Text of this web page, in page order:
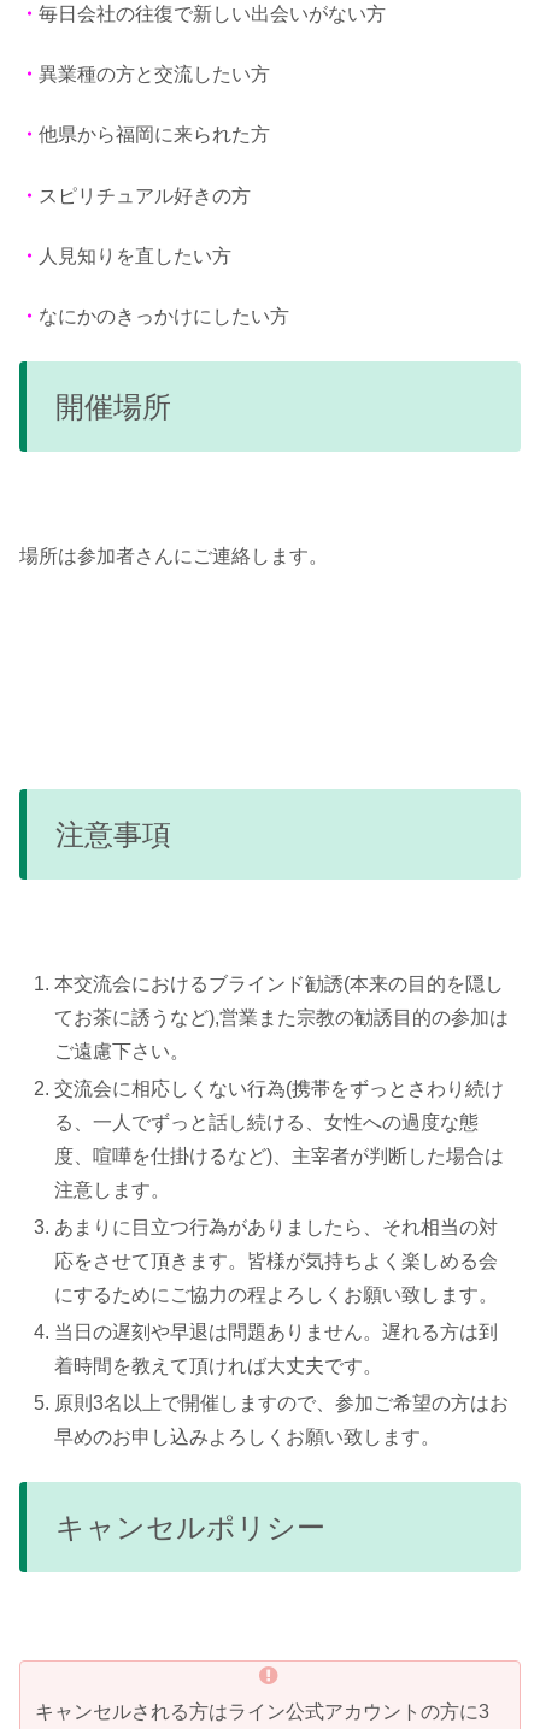
・ 毎日会社の往復で新しい出会いがない方
・ 異業種の方と交流したい方
・ 他県から福岡に来られた方
・ スピリチュアル好きの方
・ 人見知りを直したい方
・ なにかのきっかけにしたい方
開催場所
場所は参加者さんにご連絡します。
注意事項
本交流会におけるブラインド勧誘(本来の目的を隠し
てお茶に誘うなど),営業また宗教の勧誘目的の参加は
ご遠慮下さい。
交流会に相応しくない行為(携帯をずっとさわり続け
る、一人でずっと話し続ける、女性への過度な態
度、喧嘩を仕掛けるなど)、主宰者が判断した場合は
注意します。
あまりに目立つ行為がありましたら、それ相当の対
応をさせて頂きます。皆様が気持ちよく楽しめる会
にするためにご協力の程よろしくお願い致します。
当日の遅刻や早退は問題ありません。遅れる方は到
着時間を教えて頂ければ大丈夫です。
原則3名以上で開催しますので、参加ご希望の方はお
早めのお申し込みよろしくお願い致します。
キャンセルポリシー
キャンセルされる方はライン公式アカウントの方に3